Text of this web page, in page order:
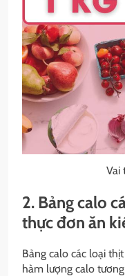
Vai
2. Bảng calo
thực đơn ăn
Bảng calo các loại
hàm lượng calo